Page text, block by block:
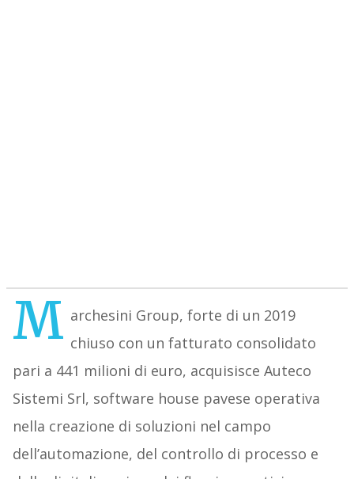
M archesini Group, forte di un 2019
chiuso con un fatturato consolidato
pari a 441 milioni di euro, acquisisce Auteco
Sistemi Srl, software house pavese operativa
nella creazione di soluzioni nel campo
dell’automazione, del controllo di processo e